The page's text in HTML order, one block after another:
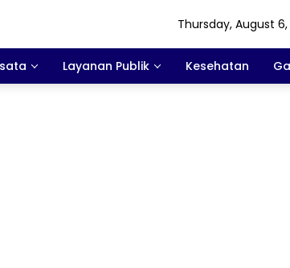
Thursday, August
Layanan Publik Kesehatan